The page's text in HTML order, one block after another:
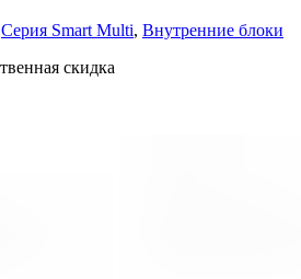
Серия Smart Multi, Внутренние блоки